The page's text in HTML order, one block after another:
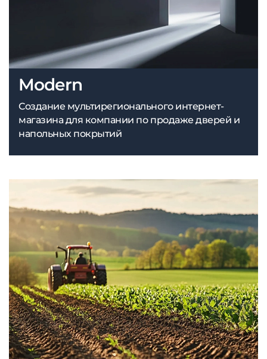
Modern
Создание мультирегионального интернет-
магазина для компании по продаже дверей и
напольных покрытий